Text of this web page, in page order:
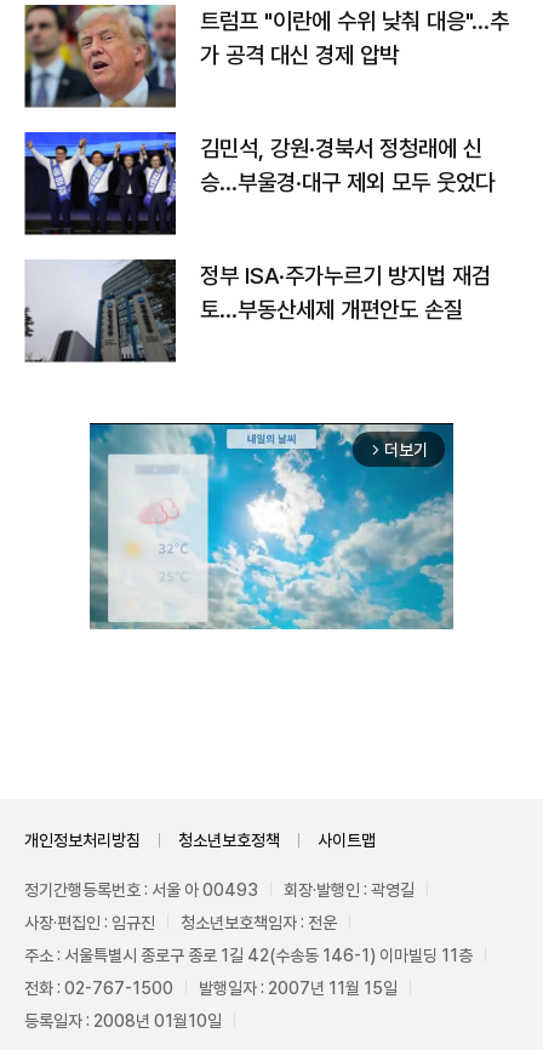
트럼프 "이란에 수위 낮춰 대응"…추
가 공격 대신 경제 압박
김민석, 강원·경북서 정청래에 신
승…부울경·대구 제외 모두 웃었다
정부 ISA·주가누르기 방지법 재검
토…부동산세제 개편안도 손질
arrow_forward_ios 더보기
개인정보처리방침 청소년보호정책 사이트맵
정기간행등록번호 : 서울 아 00493
회장·발행인 : 곽영길
사장·편집인 : 임규진
청소년보호책임자 : 전운
주소 : 서울특별시 종로구 종로 1길 42(수송동 146-1) 이마빌딩 11층
전화 : 02-767-1500
발행일자 : 2007년 11월 15일
등록일자 : 2008년 01월10일